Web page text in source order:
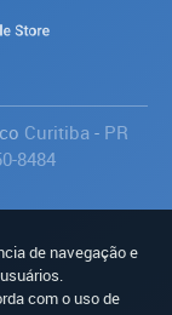
Curitiba - PR
8484
de navegação e
com o uso de